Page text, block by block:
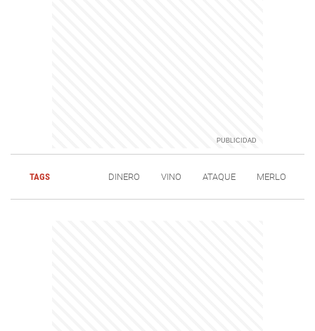
TAGS DINERO VINO ATAQUE MERLO